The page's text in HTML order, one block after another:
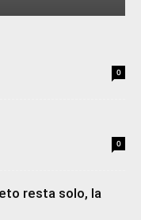
0
0
resta solo, la